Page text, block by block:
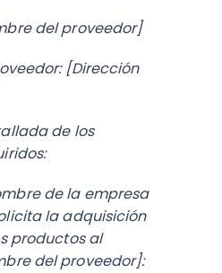
del proveedor]
[Dirección
de los
de la empresa
la adquisición
productos al
del proveedor]: